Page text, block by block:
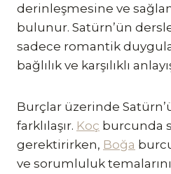
derinleşmesine ve
bulunur. Satürn’ün
sadece romantik
bağlılık ve karşılıklı
Burçlar üzerinde
farklılaşır. Koç burcunda
gerektirirken, Boğa
ve sorumluluk temalarını